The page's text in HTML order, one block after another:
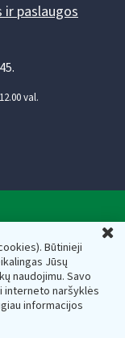
Būtinieji
Jūsų
naudojimu. Savo
interneto naršyklės
informacijos
paslaugos
val.
el.paštas:
Lietuvos
Juridinių